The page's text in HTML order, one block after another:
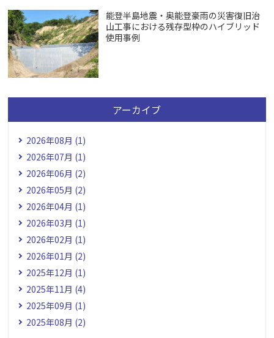
能登半島地震・奥能登豪雨の災害復旧治
山工事における残存型枠のハイブリッド
使用事例
アーカイブ
2026年08月 (1)
2026年07月 (1)
2026年06月 (2)
2026年05月 (2)
2026年04月 (1)
2026年03月 (1)
2026年02月 (1)
2026年01月 (2)
2025年12月 (1)
2025年11月 (4)
2025年09月 (1)
2025年08月 (2)